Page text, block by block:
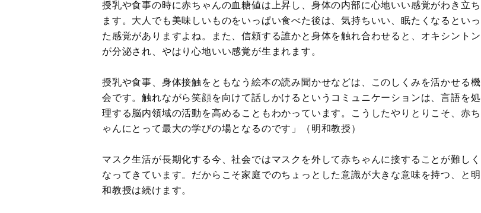
授乳や食事の時に赤ちゃんの血糖値は上昇し、身体の内部に心地いい感覚がわき立ち
ます。大人でも美味しいものをいっぱい食べた後は、気持ちいい、眠たくなるといっ
た感覚がありますよね。また、信頼する誰かと身体を触れ合わせると、オキシントン
が分泌され、やはり心地いい感覚が生まれます。
授乳や食事、身体接触をともなう絵本の読み聞かせなどは、このしくみを活かせる機
会です。触れながら笑顔を向けて話しかけるというコミュニケーションは、言語を処
理する脳内領域の活動を高めることもわかっています。こうしたやりとりこそ、赤ち
ゃんにとって最大の学びの場となるのです」（明和教授）
マスク生活が長期化する今、社会ではマスクを外して赤ちゃんに接することが難しく
なってきています。だからこそ家庭でのちょっとした意識が大きな意味を持つ、と明
和教授は続けます。